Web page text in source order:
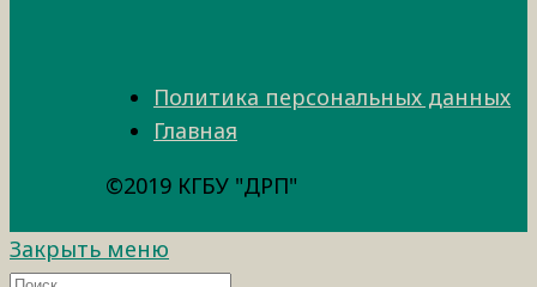
Политика персональных данных
Главная
©2019 КГБУ "ДРП"
Закрыть меню